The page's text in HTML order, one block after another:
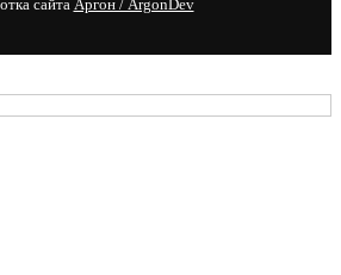
сайта Аргон / ArgonDev